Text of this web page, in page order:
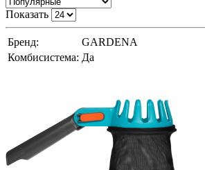
Показать
Бренд:
GARDENA
Комбисистема: Да